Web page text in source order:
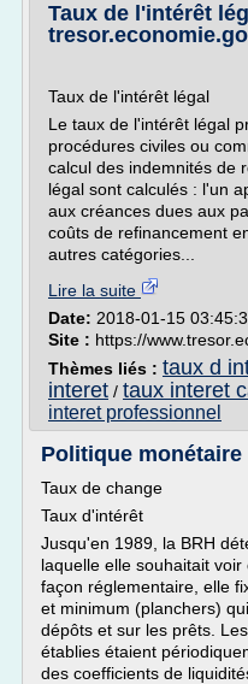
Taux de l'intérêt
Taux de l'intérêt légal
Le taux de l'intérêt légal
procédures civiles ou
calcul des indemnités de
légal sont calculés : l'un
aux créances dues aux
coûts de refinancement
autres catégories...
Lire la suite
Date: 2018-01-15
Site : https://
Thèmes liés : taux d
interet / taux interet
interet professionnel
Politique
Taux de change
Taux d'intérêt
Jusqu'en 1989, la BRH
laquelle elle souhaitait
façon réglementaire, elle
et minimum (planchers)
dépôts et sur les prêts.
établies étaient
des coefficients de